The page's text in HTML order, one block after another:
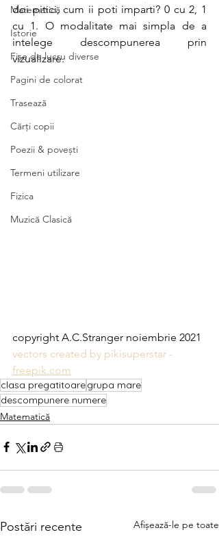
Matematică
Istorie
Fișe de lucru diverse
Pagini de colorat
Trasează
Cărți copii
Poezii & povești
Termeni utilizare
Fizica
Muzică Clasică
doi pitici, cum ii poti imparti? 0 cu 2, 1
cu 1. O modalitate mai simpla de a
intelege descompunerea prin
vizualizare.
copyright A.C.Stranger noiembrie 2021
vectors created by pikisuperstar -
freepik.com
clasa pregatitoaregrupa mare
descompunere numere
Matematică
Postări recente Afișează-le pe toate